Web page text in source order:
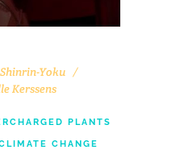
Shinrin-Yoku
Kerssens
PLANTS
CHANGE